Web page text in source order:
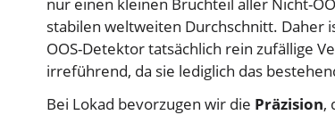
stabilen weltweiten Durchschnitt. Daher
OOS-Detektor tatsächlich rein zufällige
irreführend, da sie lediglich das
Bei Lokad bevorzugen wir die Präzision,